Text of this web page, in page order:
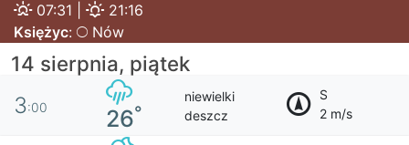
07:31 |
21:16
Księżyc: Nów
14 sierpnia, piątek
3:00 26°
niewielki
deszcz
S
2 m/s